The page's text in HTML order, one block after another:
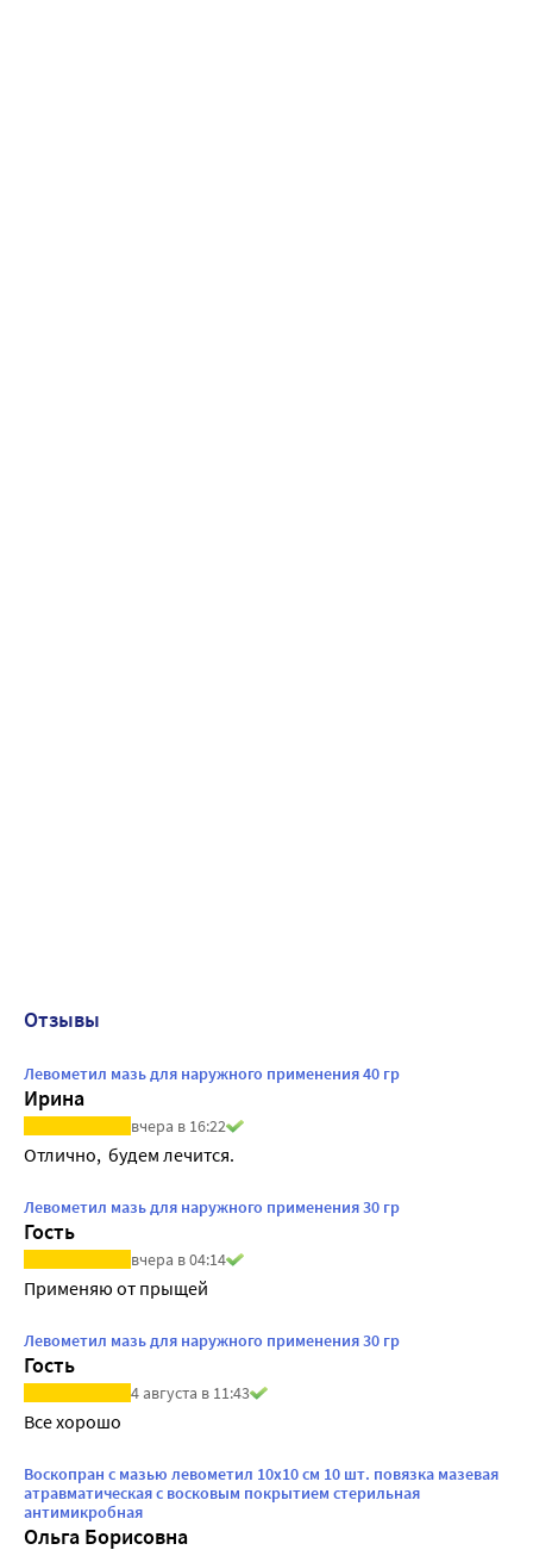
Отзывы
Левометил мазь для наружного применения 40 гр
Ирина
вчера в 16:22
Отлично,  будем лечится.
Левометил мазь для наружного применения 30 гр
Гость
вчера в 04:14
Применяю от прыщей
Левометил мазь для наружного применения 30 гр
Гость
4 августа в 11:43
Все хорошо
Воскопран с мазью левометил 10х10 см 10 шт. повязка мазевая
атравматическая с восковым покрытием стерильная
антимикробная
Ольга Борисовна